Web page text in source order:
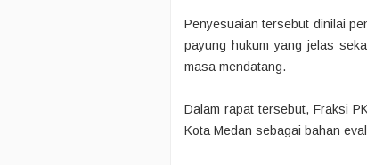
Penyesuaian tersebut dinilai
payung hukum yang jelas
masa mendatang.
Dalam rapat tersebut, Fraksi
Kota Medan sebagai bahan